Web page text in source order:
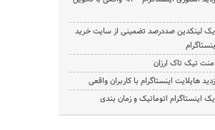
لینکدین صددرصد تضمینی از سایت خرید
تیک تاک ارزان
هایلایت اینستاگرام با کاربران واقعی
اینستاگرام اتوماتیک و زمان بندی